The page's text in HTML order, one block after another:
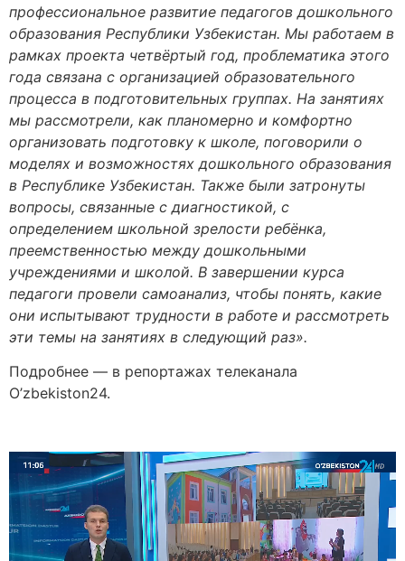
профессиональное развитие педагогов дошкольного
образования Республики Узбекистан. Мы работаем в
рамках проекта четвёртый год, проблематика этого
года связана с организацией образовательного
процесса в подготовительных группах. На занятиях
мы рассмотрели, как планомерно и комфортно
организовать подготовку к школе, поговорили о
моделях и возможностях дошкольного образования
в Республике Узбекистан. Также были затронуты
вопросы, связанные с диагностикой, с
определением школьной зрелости ребёнка,
преемственностью между дошкольными
учреждениями и школой. В завершении курса
педагоги провели самоанализ, чтобы понять, какие
они испытывают трудности в работе и рассмотреть
эти темы на занятиях в следующий раз».
Подробнее — в репортажах телеканала
O’zbekiston24.